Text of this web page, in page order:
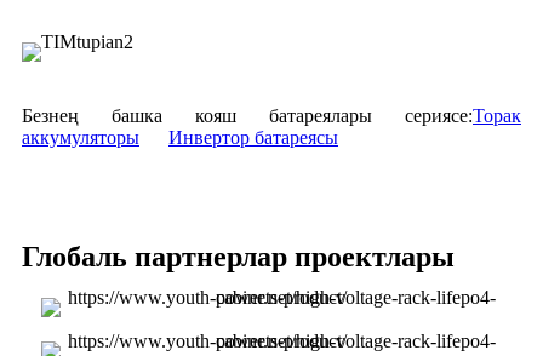
Безнең башка кояш батареялары сериясе:Торак
аккумуляторы
Инвертор батареясы
Глобаль партнерлар проектлары